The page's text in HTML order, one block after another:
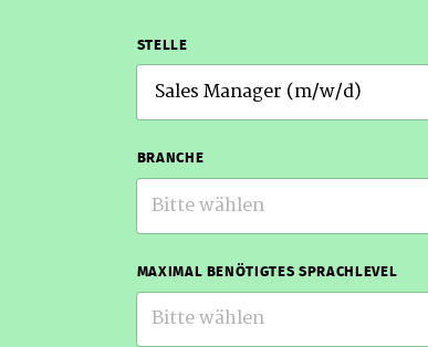
STELLE
BRANCHE
Bitte wählen
MAXIMAL BENÖTIGTES SPRACHLEVEL
Bitte wählen